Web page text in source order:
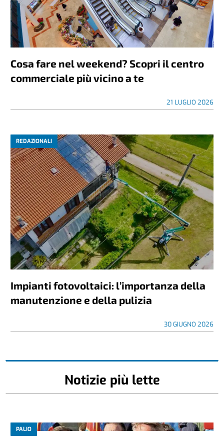
Cosa fare nel weekend? Scopri il centro
commerciale più vicino a te
21 LUGLIO 2026
REDAZIONALI
Impianti fotovoltaici: l’importanza della
manutenzione e della pulizia
30 GIUGNO 2026
Notizie più lette
PALIO